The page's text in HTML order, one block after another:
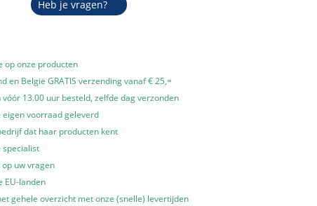
Heb je vragen?
op onze producten
en België GRATIS verzending vanaf € 25,=
vóór 13.00 uur besteld, zelfde dag verzonden
eigen voorraad geleverd
dat haar producten kent
specialist
op uw vragen
EU-landen
gehele overzicht met onze (snelle) levertijden